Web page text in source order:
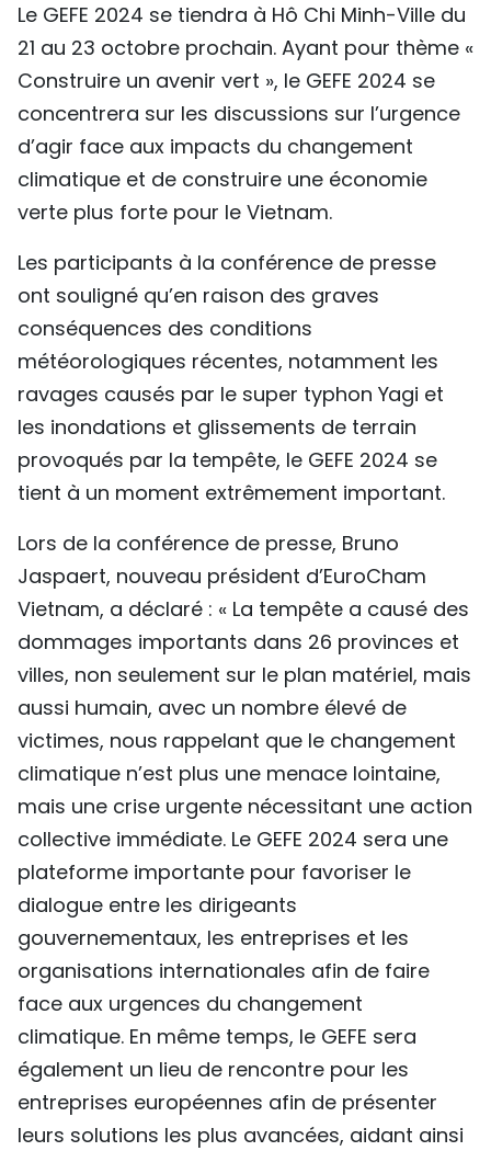
ESPAÑOL
Le GEFE 2024 se tiendra à Hô Chi Minh-Ville du
21 au 23 octobre prochain. Ayant pour thème «
Construire un avenir vert », le GEFE 2024 se
concentrera sur les discussions sur l’urgence
d’agir face aux impacts du changement
climatique et de construire une économie
verte plus forte pour le Vietnam.
Les participants à la conférence de presse
ont souligné qu’en raison des graves
conséquences des conditions
météorologiques récentes, notamment les
ravages causés par le super typhon Yagi et
les inondations et glissements de terrain
provoqués par la tempête, le GEFE 2024 se
tient à un moment extrêmement important.
Lors de la conférence de presse, Bruno
Jaspaert, nouveau président d’EuroCham
Vietnam, a déclaré : « La tempête a causé des
dommages importants dans 26 provinces et
villes, non seulement sur le plan matériel, mais
aussi humain, avec un nombre élevé de
victimes, nous rappelant que le changement
climatique n’est plus une menace lointaine,
mais une crise urgente nécessitant une action
collective immédiate. Le GEFE 2024 sera une
plateforme importante pour favoriser le
dialogue entre les dirigeants
gouvernementaux, les entreprises et les
organisations internationales afin de faire
face aux urgences du changement
climatique. En même temps, le GEFE sera
également un lieu de rencontre pour les
entreprises européennes afin de présenter
leurs solutions les plus avancées, aidant ainsi